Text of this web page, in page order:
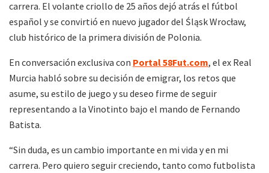
carrera. El volante criollo de 25 años dejó atrás el fútbol
español y se convirtió en nuevo jugador del Śląsk Wrocław,
club histórico de la primera división de Polonia.
En conversación exclusiva con Portal 58Fut.com, el ex Real
Murcia habló sobre su decisión de emigrar, los retos que
asume, su estilo de juego y su deseo firme de seguir
representando a la Vinotinto bajo el mando de Fernando
Batista.
“Sin duda, es un cambio importante en mi vida y en mi
carrera. Pero quiero seguir creciendo, tanto como futbolista